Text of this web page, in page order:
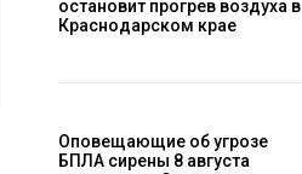
остановит прогрев воздуха в
Краснодарском крае
Оповещающие об угрозе
БПЛА сирены 8 августа